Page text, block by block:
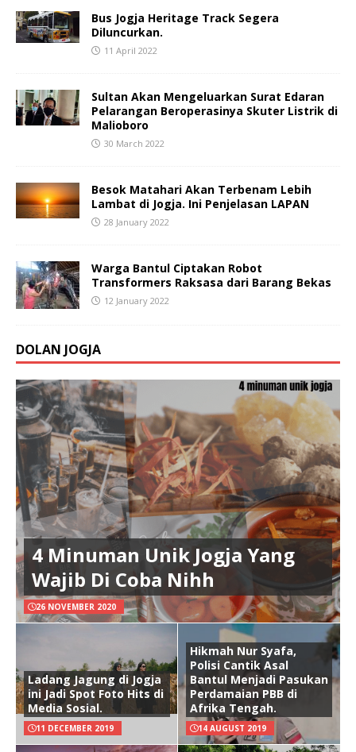
Bus Jogja Heritage Track Segera
Diluncurkan.
11 April 2022
Sultan Akan Mengeluarkan Surat Edaran
Pelarangan Beroperasinya Skuter Listrik di
Malioboro
30 March 2022
Besok Matahari Akan Terbenam Lebih
Lambat di Jogja. Ini Penjelasan LAPAN
28 January 2022
Warga Bantul Ciptakan Robot
Transformers Raksasa dari Barang Bekas
12 January 2022
DOLAN JOGJA
4 Minuman Unik Jogja Yang
Wajib Di Coba Nihh
26 NOVEMBER 2020
Ladang Jagung di Jogja
ini Jadi Spot Foto Hits di
Media Sosial.
11 DECEMBER 2019
Hikmah Nur Syafa,
Polisi Cantik Asal
Bantul Menjadi Pasukan
Perdamaian PBB di
Afrika Tengah.
14 AUGUST 2019